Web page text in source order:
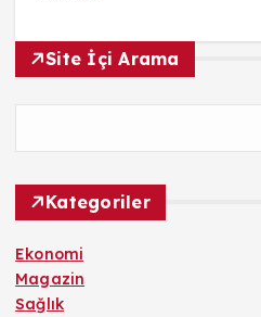
Site İçi Arama
Kategoriler
Ekonomi
Magazin
Sağlık